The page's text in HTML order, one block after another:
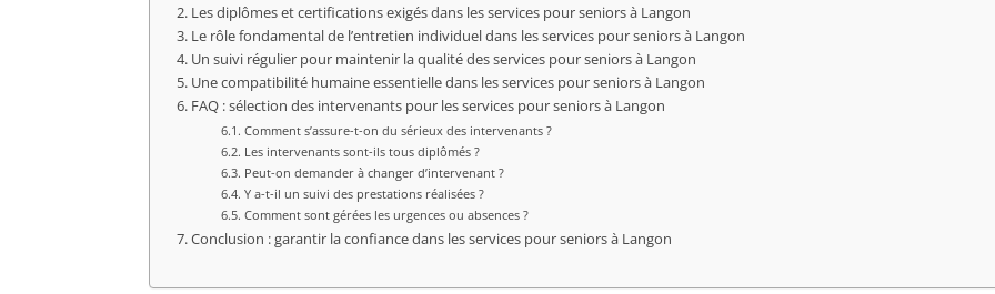
Les diplômes et certifications exigés dans les services pour seniors à Langon
Le rôle fondamental de l’entretien individuel dans les services pour seniors à Langon
Un suivi régulier pour maintenir la qualité des services pour seniors à Langon
Une compatibilité humaine essentielle dans les services pour seniors à Langon
FAQ : sélection des intervenants pour les services pour seniors à Langon
Comment s’assure-t-on du sérieux des intervenants ?
Les intervenants sont-ils tous diplômés ?
Peut-on demander à changer d’intervenant ?
Y a-t-il un suivi des prestations réalisées ?
Comment sont gérées les urgences ou absences ?
Conclusion : garantir la confiance dans les services pour seniors à Langon